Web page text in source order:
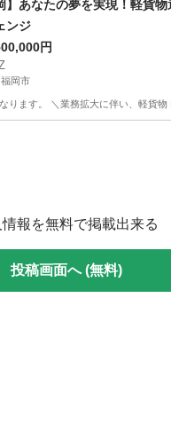
】あなたの夢を実現！軽貨
ンジ
円
岡市
ります。 ＼業務拡大に伴い、軽貨
報を無料で掲載出来る
投稿画面へ (無料)